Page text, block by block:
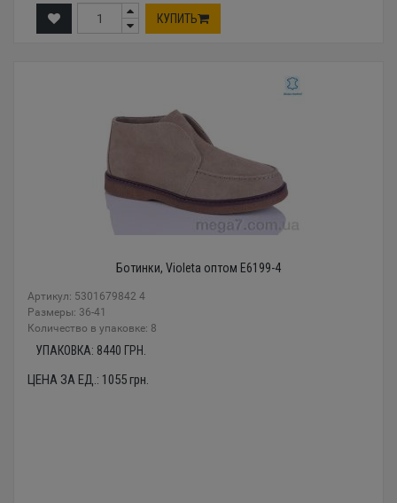
КУПИТЬ
Ботинки, Violeta оптом E6199-4
Артикул: 5301679842 4
Размеры: 36-41
Количество в упаковке: 8
УПАКОВКА: 8440 ГРН.
ЦЕНА ЗА ЕД.: 1055грн.